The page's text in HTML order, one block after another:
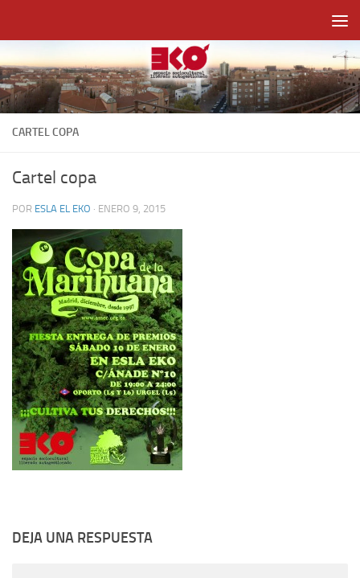
CARTEL COPA
Cartel copa
POR ESLA EL EKO · ENERO 9, 2015
DEJA UNA RESPUESTA